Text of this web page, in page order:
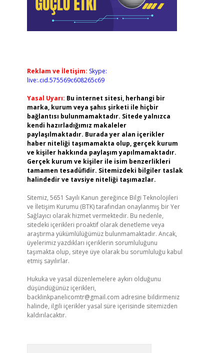
Reklam ve İletişim: Skype:
live:.cid.575569c608265c69
Yasal Uyarı: Bu internet sitesi, herhangi bir
marka, kurum veya şahıs şirketi ile hiçbir
bağlantısı bulunmamaktadır. Sitede yalnızca
kendi hazırladığımız makaleler
paylaşılmaktadır. Burada yer alan içerikler
haber niteliği taşımamakta olup, gerçek kurum
ve kişiler hakkında paylaşım yapılmamaktadır.
Gerçek kurum ve kişiler ile isim benzerlikleri
tamamen tesadüfidir. Sitemizdeki bilgiler taslak
halindedir ve tavsiye niteliği taşımazlar.
Sitemiz, 5651 Sayılı Kanun gereğince Bilgi Teknolojileri
ve İletişim Kurumu (BTK) tarafından onaylanmış bir Yer
Sağlayıcı olarak hizmet vermektedir. Bu nedenle,
sitedeki içerikleri proaktif olarak denetleme veya
araştırma yükümlülüğümüz bulunmamaktadır. Ancak,
üyelerimiz yazdıkları içeriklerin sorumluluğunu
taşımakta olup, siteye üye olarak bu sorumluluğu kabul
etmiş sayılırlar.
Hukuka ve yasal düzenlemelere aykırı olduğunu
düşündüğünüz içerikleri,
backlinkpanelicomtr@gmail.com adresine bildirmeniz
halinde, ilgili içerikler yasal süre içerisinde sitemizden
kaldırılacaktır.